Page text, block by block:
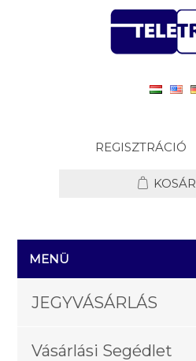
REGISZTRÁCIÓ
KOSÁR
MENÜ
JEGYVÁSÁRLÁS
Vásárlási Segédlet